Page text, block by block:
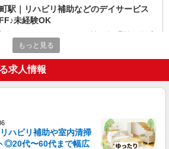
駅｜リハビリ補助などのデイサービス
未経験OK
支給(ガソリン代含む)＞
浜市南区 ＜黄金町駅チカ＞
詳細を見る
CW 横浜支店/ms140101
従
もっと見る
求人情報
ハビリ補助や室内清掃
◎20代〜60代まで幅広